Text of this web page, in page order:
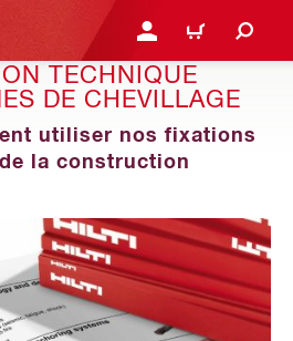
CONNEXION OU
PANIER
TECHNIQUE
DE CHEVILLAGE
utiliser nos fixations
la construction